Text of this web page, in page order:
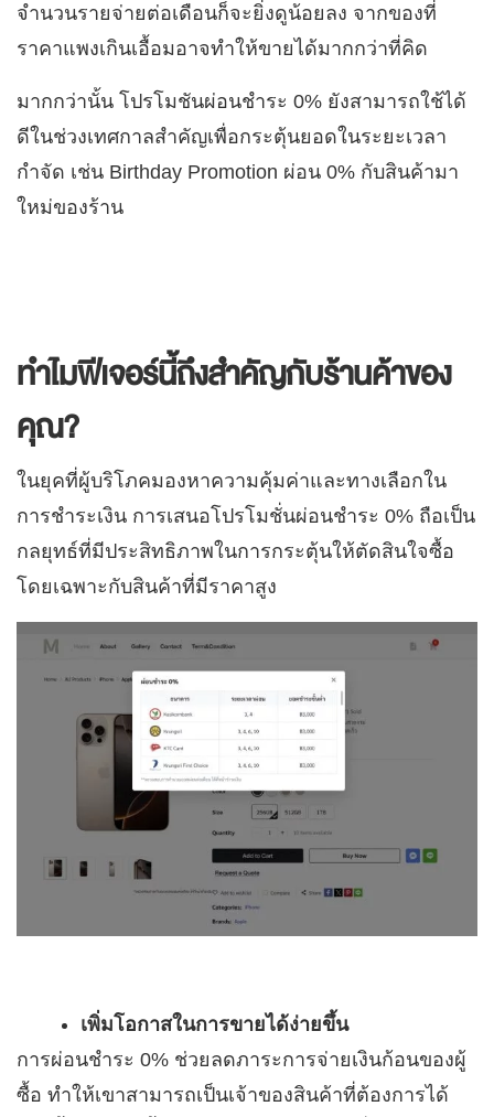
จำนวนรายจ่ายต่อเดือนก็จะยิ่งดูน้อยลง จากของที่
ราคาแพงเกินเอื้อมอาจทำให้ขายได้มากกว่าที่คิด
มากกว่านั้น โปรโมชันผ่อนชำระ 0% ยังสามารถใช้ได้
ดีในช่วงเทศกาลสำคัญเพื่อกระตุ้นยอดในระยะเวลา
กำจัด เช่น Birthday Promotion ผ่อน 0% กับสินค้ามา
ใหม่ของร้าน
ทำไมฟีเจอร์นี้ถึงสำคัญกับร้านค้าของ
คุณ?
ในยุคที่ผู้บริโภคมองหาความคุ้มค่าและทางเลือกใน
การชำระเงิน การเสนอโปรโมชั่นผ่อนชำระ 0% ถือเป็น
กลยุทธ์ที่มีประสิทธิภาพในการกระตุ้นให้ตัดสินใจซื้อ
โดยเฉพาะกับสินค้าที่มีราคาสูง
เพิ่มโอกาสในการขายได้ง่ายขึ้น
การผ่อนชำระ 0% ช่วยลดภาระการจ่ายเงินก้อนของผู้
ซื้อ ทำให้เขาสามารถเป็นเจ้าของสินค้าที่ต้องการได้